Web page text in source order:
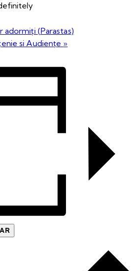
adormiți (Parastas)
si Audiențe »